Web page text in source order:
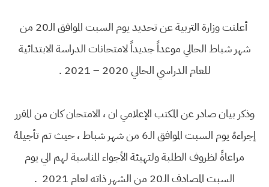
أعلنت وزارة التربية عن تحديد يوم السبت الموافق الـ20 من
شهر شباط الحالي موعداً جديداً لامتحانات الدراسة الابتدائية
للعام الدراسي الحالي 2020 – 2021 .
وذكر بيان صادر عن المكتب الإعلامي ان ، الامتحان كان من المقرر
إجراءهُ يوم السبت الموافق الـ6 من شهر شباط ، حيث تم تأجيلهُ
مراعاةً لظروف الطلبة ولتهيئة الأجواء المناسبة لهم الي يوم
السبت المصادف الـ20 من الشهر ذاته لعام 2021 .